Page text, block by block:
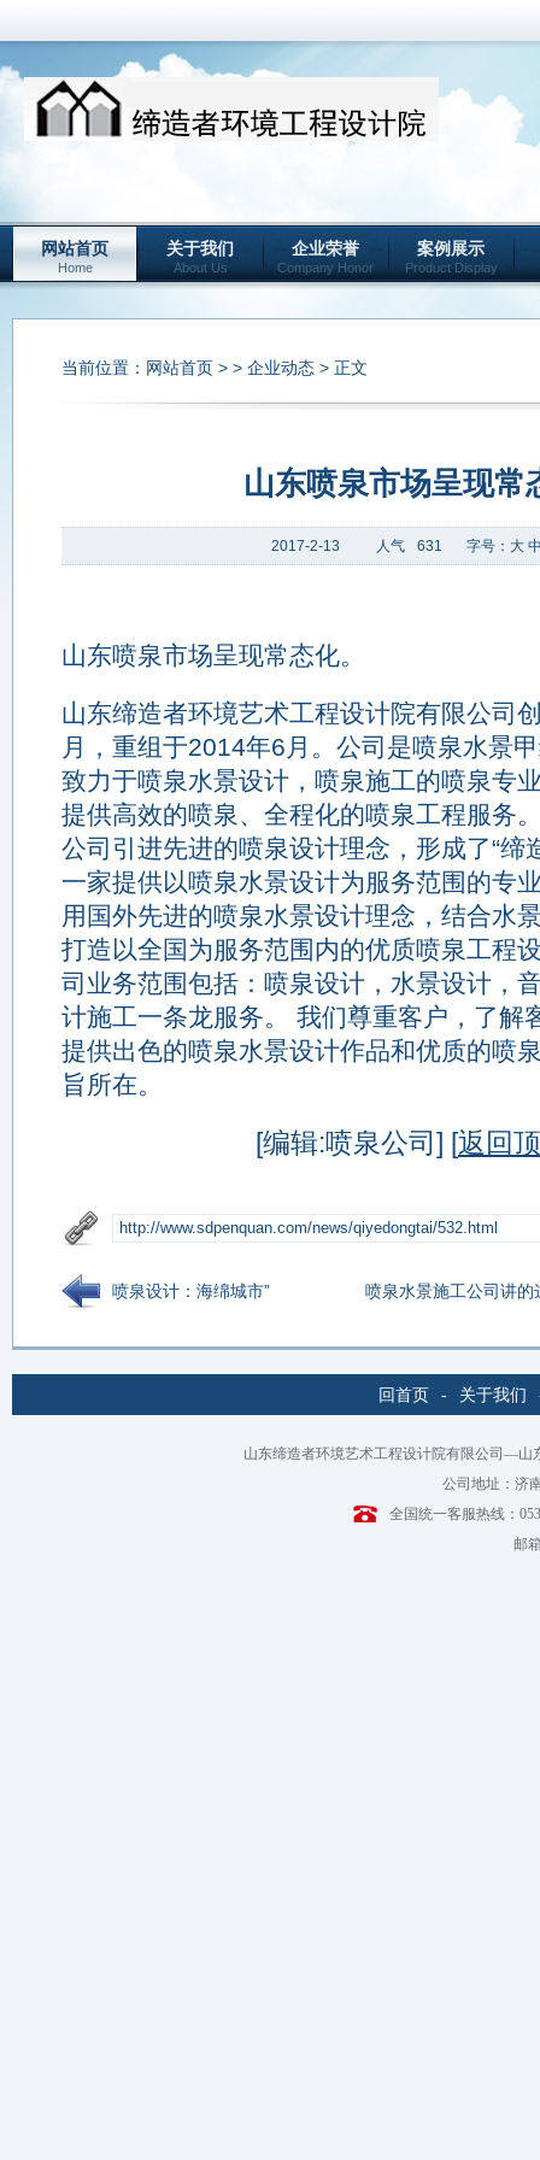
网站首页
Home
关于我们
About Us
企业荣誉
Company Honor
案例展示
Product Display
当前位置： 网站首页 > > 企业动态 > 正文
山东喷泉市场呈现常
2017-2-13 人气 631 字号： 大
山东喷泉市场呈现常态化。
山东缔造者环境艺术工程设计院有限公司
月，重组于2014年6月。公司是喷泉水景
致力于喷泉水景设计，喷泉施工的喷泉专
提供高效的喷泉、全程化的喷泉工程服务
公司引进先进的喷泉设计理念，形成了“缔
一家提供以喷泉水景设计为服务范围的专
用国外先进的喷泉水景设计理念，结合水
打造以全国为服务范围内的优质喷泉工程
司业务范围包括：喷泉设计，水景设计，
计施工一条龙服务。 我们尊重客户，了解
提供出色的喷泉水景设计作品和优质的喷
旨所在。
[编辑:喷泉公司] [返回
喷泉设计：海绵城市” 喷泉水景施工公司讲
回首页 - 关于我们
山东缔造者环境艺术工程设计院有限公司—
公司地址：济
全国统一客服热线：
邮